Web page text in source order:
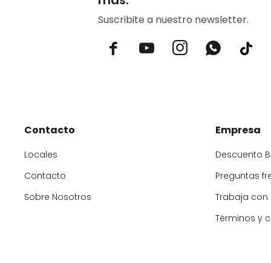
Suscribite a nuestro newsletter.
  
Contacto
Locales
Contacto
Sobre Nosotros
Empresa
Descuento
Preguntas
Trabaja
Términos y